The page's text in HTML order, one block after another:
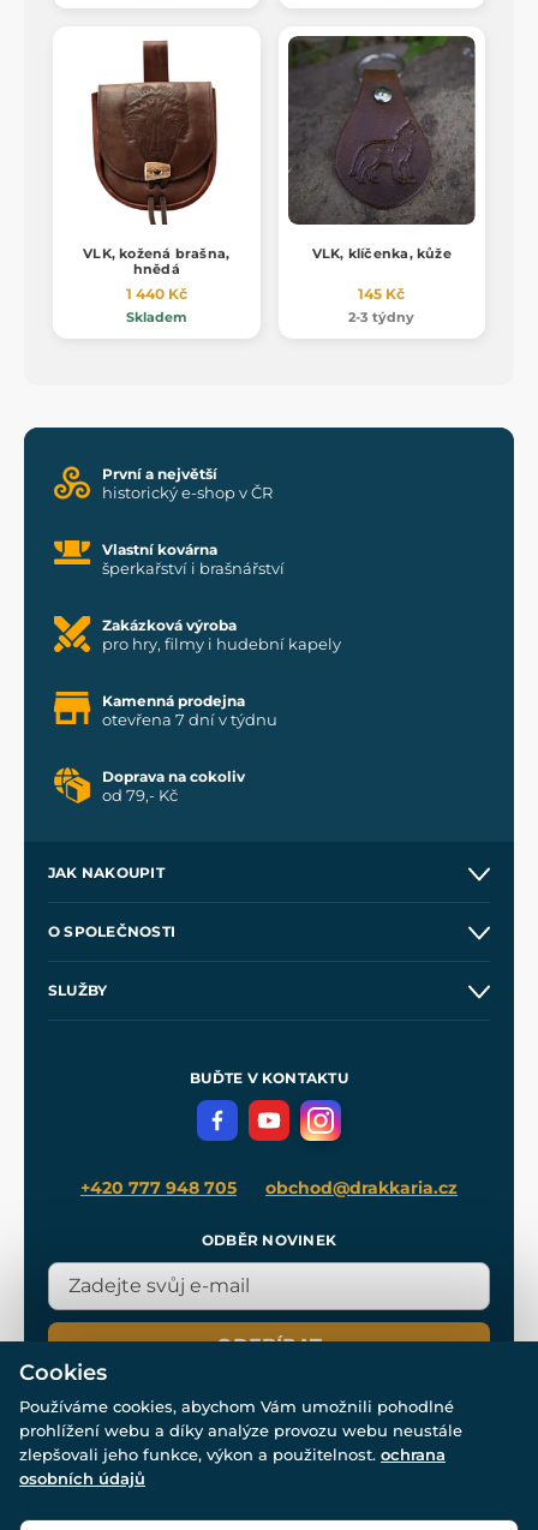
VLK, kožená brašna,
hnědá
1 440 Kč
Skladem
VLK, klíčenka, kůže
145 Kč
2-3 týdny
První a největší
historický e-shop v ČR
Vlastní kovárna
šperkařství i brašnářství
Zakázková výroba
pro hry, filmy i hudební kapely
Kamenná prodejna
otevřena 7 dní v týdnu
Doprava na cokoliv
od 79,- Kč
JAK NAKOUPIT
Velkoobchod
O SPOLEČNOSTI
SLUŽBY
Meče pro Kingdom Come
BUĎTE V KONTAKTU
+420 777 948 705 obchod@drakkaria.cz
ODBĚR NOVINEK
ODEBÍRAT
© Všechna práva vyhrazena. www.drakkaria.cz 2007-2026.
Cookies
Používáme cookies, abychom Vám umožnili pohodlné
prohlížení webu a díky analýze provozu webu neustále
zlepšovali jeho funkce, výkon a použitelnost. ochrana
osobních údajů